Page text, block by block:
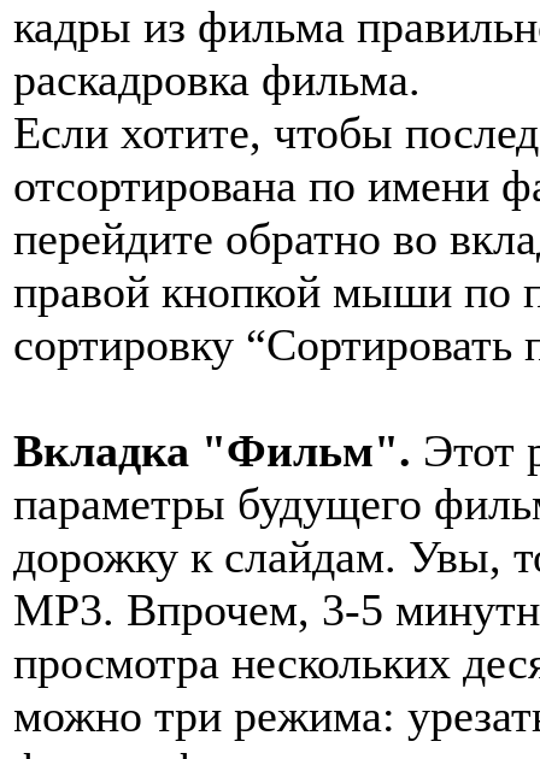
кадры из фильма
раскадровка фильма.
Если хотите, чтобы
отсортирована по имени
перейдите обратно во
правой кнопкой мыши по
сортировку “Сортировать
Вкладка "Фильм". Этот
параметры будущего
дорожку к слайдам. Увы,
MP3. Впрочем, 3-5
просмотра нескольких
можно три режима: